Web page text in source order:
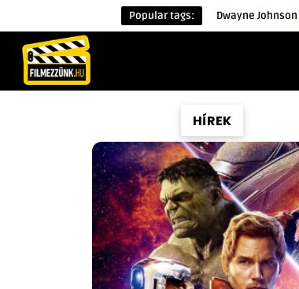
Popular tags: Dwayne Johnson
HÍREK